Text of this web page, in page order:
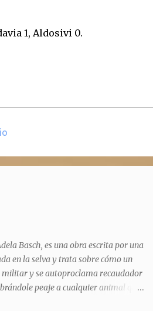
1, Aldosivi 0.
Basch, es una obra escrita por una
en la selva y trata sobre cómo un
militar y se autoproclama recaudador
peaje a cualquier animal que